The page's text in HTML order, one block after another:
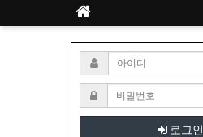
로그인